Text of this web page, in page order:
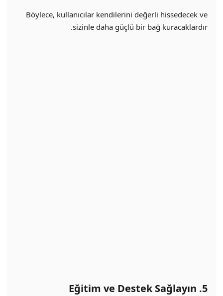
Böylece, kullanıcılar kendilerini değerli hissedecek ve
sizinle daha güçlü bir bağ kuracaklardır.
5. Eğitim ve Destek Sağlayın